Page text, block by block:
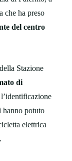
che ha preso
del centro
Stazione
di
hanno potuto
elettrica